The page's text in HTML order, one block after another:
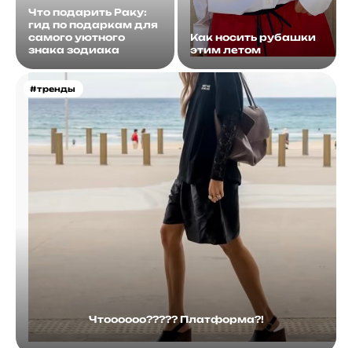
Что подарить Раку:
гид по подаркам для
самого уютного
знака зодиака
Как носить рубашки
этим летом
#тренды
Чтоооооо????? Платформа?!